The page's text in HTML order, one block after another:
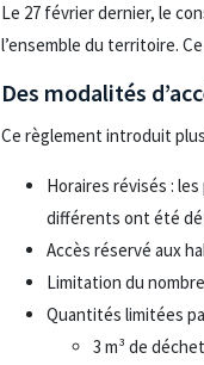
Le 27 février dernier, le
l’ensemble du territoire.
Des modalités
Ce règlement introduit
Horaires révisés :
différents ont été
Accès réservé aux
Limitation du
Quantités limitées
3 m³ de